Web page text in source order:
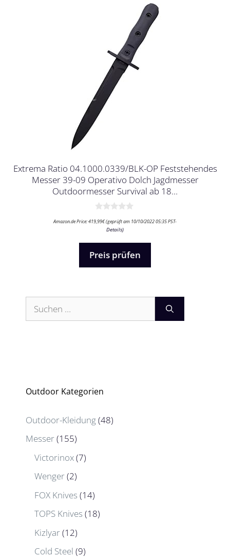
Extrema Ratio 04.1000.0339/BLK-OP Feststehendes
Messer 39-09 Operativo Dolch Jagdmesser
Outdoormesser Survival ab 18…
v
Amazon.de Price:419,99€(geprüft am 10/10/2022 05:35 PST-
Details)
Preis prüfen
Suchen
nach:
Outdoor Kategorien
Outdoor-Kleidung(48)
Messer(155)
Victorinox(7)
Wenger(2)
FOX Knives (14)
TOPS Knives (18)
Kizlyar(12)
Cold Steel (9)